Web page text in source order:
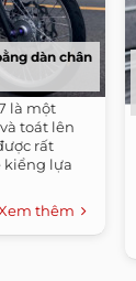
dàn chân
là một
toát lên
rất
kiểng lựa
thêm